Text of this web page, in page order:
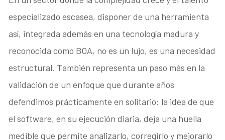
especializado escasea, disponer de una herramienta
así, integrada además en una tecnología madura y
reconocida como BOA, no es un lujo, es una necesidad
estructural. También representa un paso más en la
validación de un enfoque que durante años
defendimos prácticamente en solitario: la idea de que
el software, en su ejecución diaria, deja una huella
medible que permite analizarlo, corregirlo y mejorarlo